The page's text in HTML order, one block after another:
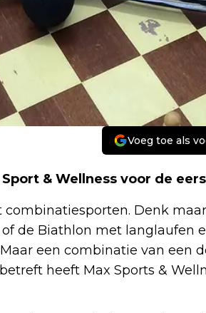
Voeg toe als
& Wellness voor de
Denk
de Biathlon met langlaufen
een combinatie van een
heeft Max Sports &